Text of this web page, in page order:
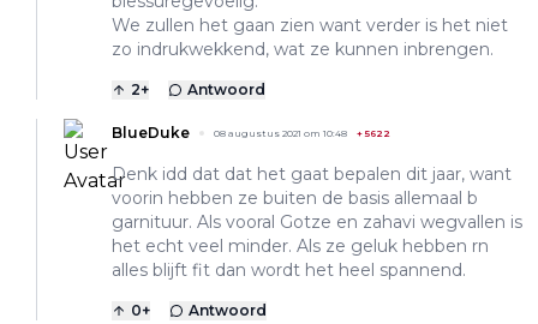
We zullen het gaan zien want verder is het niet
zo indrukwekkend, wat ze kunnen inbrengen.
2+ Antwoord
BlueDuke 08 augustus 2021 om 10:48 + 5622
Denk idd dat dat het gaat bepalen dit jaar, want
voorin hebben ze buiten de basis allemaal b
garnituur. Als vooral Gotze en zahavi wegvallen is
het echt veel minder. Als ze geluk hebben rn
alles blijft fit dan wordt het heel spannend.
0+ Antwoord